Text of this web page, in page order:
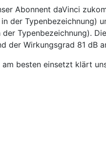
Abonnent daVinci
der
Typenbezeichnung).
Wirkungsgrad 81 dB
besten einsetzt klärt